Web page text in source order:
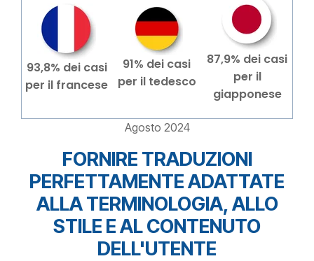
93,8% dei casi
per il francese
91% dei casi
per il tedesco
87,9% dei casi
per il
giapponese
Agosto 2024
FORNIRE TRADUZIONI
PERFETTAMENTE ADATTATE
ALLA TERMINOLOGIA, ALLO
STILE E AL CONTENUTO
DELL'UTENTE